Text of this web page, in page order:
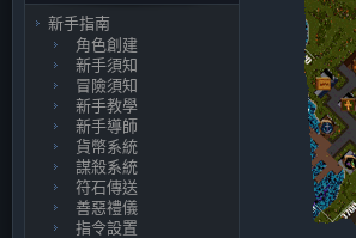
新手指南
角色創建
新手須知
冒險須知
新手教學
新手導師
貨幣系統
謀殺系統
符石傳送
善惡禮儀
指令設置